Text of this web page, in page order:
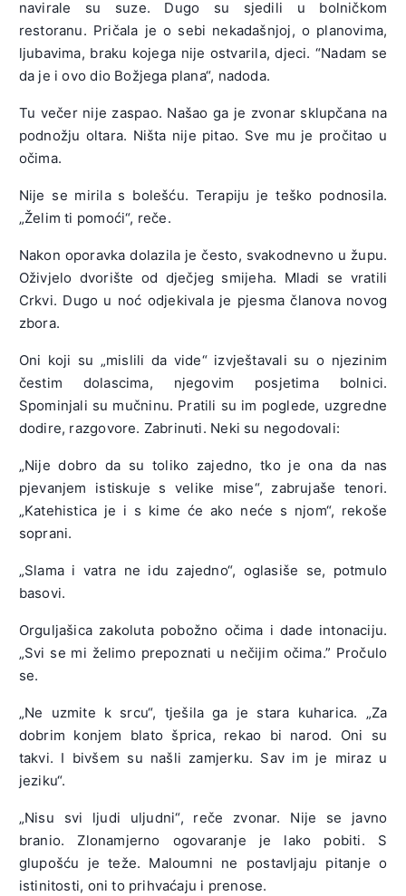
navirale su suze. Dugo su sjedili u bolničkom
restoranu. Pričala je o sebi nekadašnjoj, o planovima,
ljubavima, braku kojega nije ostvarila, djeci. “Nadam se
da je i ovo dio Božjega plana“, nadoda.
Tu večer nije zaspao. Našao ga je zvonar sklupčana na
podnožju oltara. Ništa nije pitao. Sve mu je pročitao u
očima.
Nije se mirila s bolešću. Terapiju je teško podnosila.
„Želim ti pomoći“, reče.
Nakon oporavka dolazila je često, svakodnevno u župu.
Oživjelo dvorište od dječjeg smijeha. Mladi se vratili
Crkvi. Dugo u noć odjekivala je pjesma članova novog
zbora.
Oni koji su „mislili da vide“ izvještavali su o njezinim
čestim dolascima, njegovim posjetima bolnici.
Spominjali su mučninu. Pratili su im poglede, uzgredne
dodire, razgovore. Zabrinuti. Neki su negodovali:
„Nije dobro da su toliko zajedno, tko je ona da nas
pjevanjem istiskuje s velike mise“, zabrujaše tenori.
„Katehistica je i s kime će ako neće s njom“, rekoše
soprani.
„Slama i vatra ne idu zajedno“, oglasiše se, potmulo
basovi.
Orguljašica zakoluta pobožno očima i dade intonaciju.
„Svi se mi želimo prepoznati u nečijim očima.” Pročulo
se.
„Ne uzmite k srcu“, tješila ga je stara kuharica. „Za
dobrim konjem blato šprica, rekao bi narod. Oni su
takvi. I bivšem su našli zamjerku. Sav im je miraz u
jeziku“.
„Nisu svi ljudi uljudni“, reče zvonar. Nije se javno
branio. Zlonamjerno ogovaranje je lako pobiti. S
glupošću je teže. Maloumni ne postavljaju pitanje o
istinitosti, oni to prihvaćaju i prenose.